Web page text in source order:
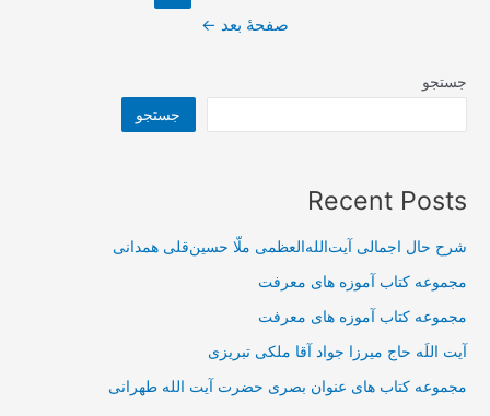
بيان
حسيني
صفحهٔ بعد ←
جستجو
جستجو
Recent Posts
شرح حال اجمالی آیت‌الله‌العظمی ملّا حسین‌قلی همدانی
مجموعه کتاب آموزه های معرفت
مجموعه کتاب آموزه های معرفت
آیت اللَه حاج میرزا جواد آقا ملکی تبریزی
مجموعه کتاب های عنوان بصری حضرت آیت الله طهرانی